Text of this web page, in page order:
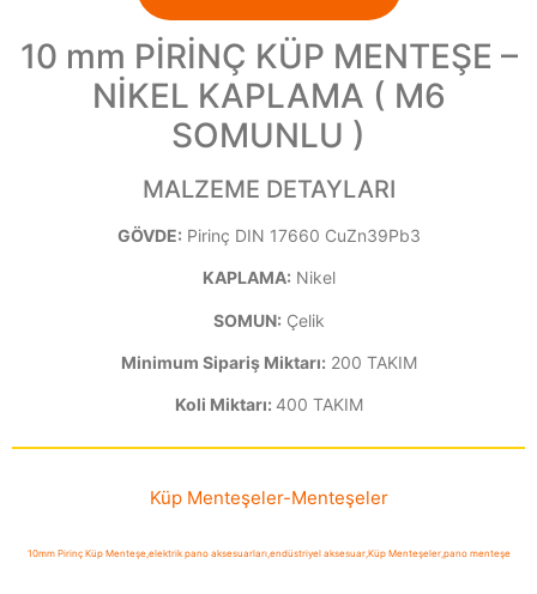
10 mm PİRİNÇ KÜP MENTEŞE –
NİKEL KAPLAMA ( M6
SOMUNLU )
MALZEME DETAYLARI
GÖVDE: Pirinç DIN 17660 CuZn39Pb3
KAPLAMA: Nikel
SOMUN: Çelik
Minimum Sipariş Miktarı: 200 TAKIM
Koli Miktarı: 400 TAKIM
Küp Menteşeler-Menteşeler
10mm Pirinç Küp Menteşe, elektrik pano aksesuarları, endüstriyel aksesuar, Küp Menteşeler, pano menteşe